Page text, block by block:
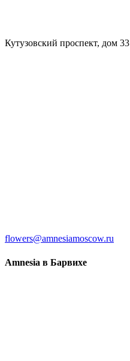
Кутузовский проспект, дом 33
flowers@amnesiamoscow.ru
Amnesia в Барвихе